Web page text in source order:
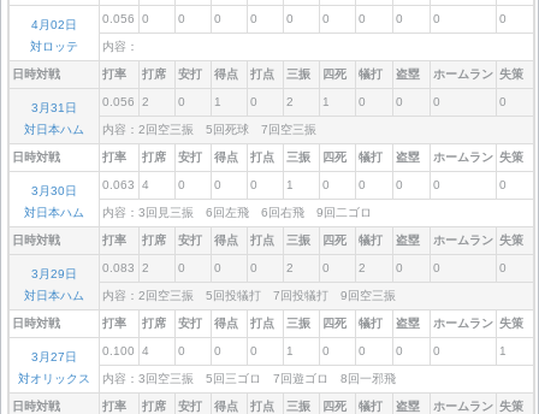
4月02日
対ロッテ
0.056 0 0 0 0 0 0 0 0 0 0
内容：
日時対戦 打率 打席 安打 得点 打点 三振 四死 犠打 盗塁 ホームラン 失策
3月31日
対日本ハム
0.056 2 0 1 0 2 1 0 0 0 0
内容：2回空三振 5回死球 7回空三振
日時対戦 打率 打席 安打 得点 打点 三振 四死 犠打 盗塁 ホームラン 失策
3月30日
対日本ハム
0.063 4 0 0 0 1 0 0 0 0 0
内容：3回見三振 6回左飛 6回右飛 9回二ゴロ
日時対戦 打率 打席 安打 得点 打点 三振 四死 犠打 盗塁 ホームラン 失策
3月29日
対日本ハム
0.083 2 0 0 0 2 0 2 0 0 0
内容：2回空三振 5回投犠打 7回投犠打 9回空三振
日時対戦 打率 打席 安打 得点 打点 三振 四死 犠打 盗塁 ホームラン 失策
3月27日
対オリックス
0.100 4 0 0 0 1 0 0 0 0 1
内容：3回空三振 5回三ゴロ 7回遊ゴロ 8回一邪飛
日時対戦 打率 打席 安打 得点 打点 三振 四死 犠打 盗塁 ホームラン 失策